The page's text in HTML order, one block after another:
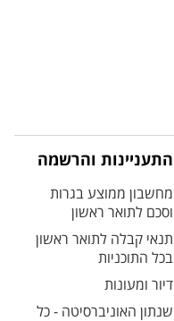
התעניינות והרשמה
מחשבון ממוצע בגרות
וסכם לתואר ראשון
תנאי קבלה לתואר ראשון
בכל התוכניות
דיור ומעונות
שנתון האוניברסיטה - כל